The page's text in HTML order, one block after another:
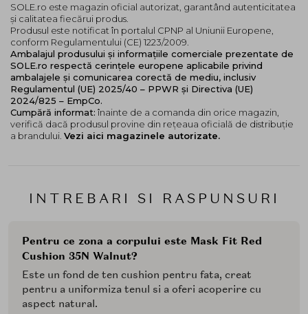
INTREBARI SI RASPUNSURI
Pentru ce zona a corpului este Mask Fit Red
Cushion 35N Walnut?
Este un fond de ten cushion pentru fata, creat
pentru a uniformiza tenul si a oferi acoperire cu
aspect natural.
SOLE.ro este magazin oficial autorizat, garantând autenticitatea
și calitatea fiecărui produs.
Produsul este notificat în portalul CPNP al Uniunii Europene,
conform Regulamentului (CE) 1223/2009.
Ambalajul produsului și informațiile comerciale prezentate de
SOLE.ro respectă cerințele europene aplicabile privind
ambalajele și comunicarea corectă de mediu, inclusiv
Regulamentul (UE) 2025/40 – PPWR și Directiva (UE)
2024/825 – EmpCo.
Cumpără informat: înainte de a comanda din orice magazin,
verifică dacă produsul provine din rețeaua oficială de distribuție
a brandului. Vezi aici magazinele autorizate.